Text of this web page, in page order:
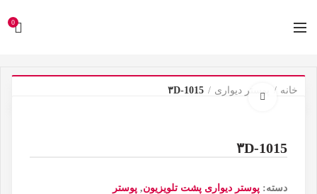
0
خانه پوستر دیواری ۳D-1015
برای بزرگنمایی کلیک کنید
۳D-1015
دسته:پوستر دیواری پشت تلویزیون,پوستر